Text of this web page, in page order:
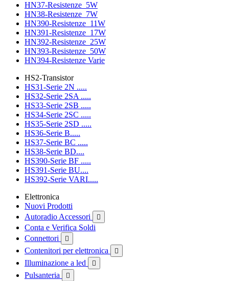
HN37-Resistenze_5W
HN38-Resistenze_7W
HN390-Resistenze_11W
HN391-Resistenze_17W
HN392-Resistenze_25W
HN393-Resistenze_50W
HN394-Resistenze Varie
HS2-Transistor
HS31-Serie 2N .....
HS32-Serie 2SA .....
HS33-Serie 2SB .....
HS34-Serie 2SC .....
HS35-Serie 2SD .....
HS36-Serie B.....
HS37-Serie BC .....
HS38-Serie BD....
HS390-Serie BF .....
HS391-Serie BU....
HS392-Serie VARI.....
Elettronica
Nuovi Prodotti
Autoradio Accessori

Conta e Verifica Soldi
Connettori

Contenitori per elettronica 
Illuminazione a led 
Pulsanteria 